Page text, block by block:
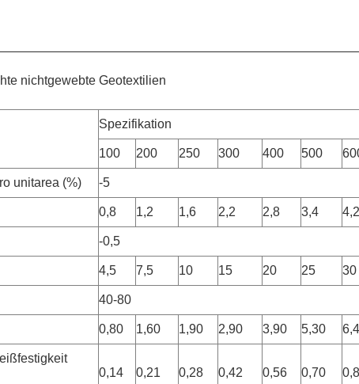
nichtgewebte Geotextilien
Spezifikation
100 200 250 300 400 500
unitarea (%) -5
0,8 1,2 1,6 2,2 2,8 3,4 4,2
-0,5
4,5 7,5 10 15 20 25 30
40-80
0,80 1,60 1,90 2,90 3,90 5,30
0,14 0,21 0,28 0,42 0,56 0,70